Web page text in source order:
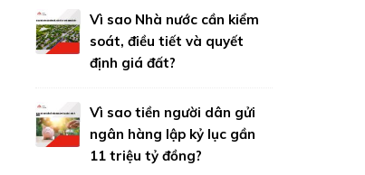
Vì sao Nhà nước cần kiểm
soát, điều tiết và quyết
định giá đất?
Vì sao tiền người dân gửi
ngân hàng lập kỷ lục gần
11 triệu tỷ đồng?